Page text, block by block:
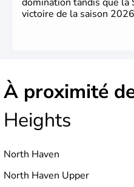
victoire de la saison
À proximité
Heights
North Haven
North Haven Upper